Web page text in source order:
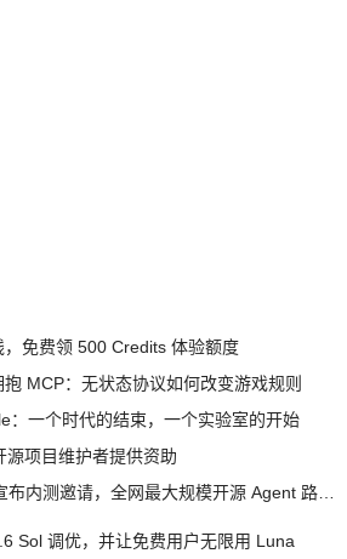
免费领 500 Credits 体验额度
MCP：无状态协议如何改变游戏规则
：一个时代的结束，一个实验室的开始
项目维护者提供资助
Sol 调优，并让免费用户无限用 Luna